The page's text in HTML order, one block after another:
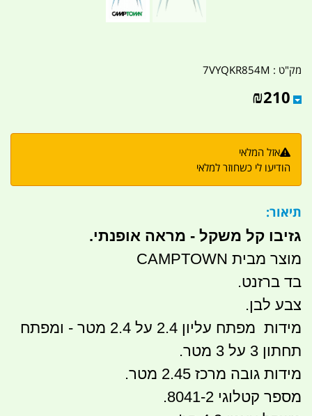
מק"ט : 7VYQKR854M
₪210
אזל המלאי
הודיעו לי כשחוזר למלאי
תיאור:
גזיבו קל משקל - מראה אופנתי.
מוצר מבית CAMPTOWN
בד ברזנט.
צבע לבן.
מידות מפתח עליון 2.4 על 2.4 מטר - ומפתח
תחתון 3 על 3 מטר.
מידות גובה מרכז 2.45 מטר.
מספר קטלוגי 8041-2.